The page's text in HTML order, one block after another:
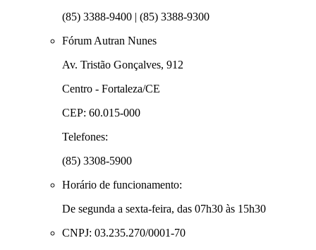
(85) 3388-9400 | (85) 3388-9300
Fórum Autran Nunes
Av. Tristão Gonçalves, 912
Centro - Fortaleza/CE
CEP: 60.015-000
Telefones:
(85) 3308-5900
Horário de funcionamento:
De segunda a sexta-feira, das 07h30 às 15h30
CNPJ: 03.235.270/0001-70